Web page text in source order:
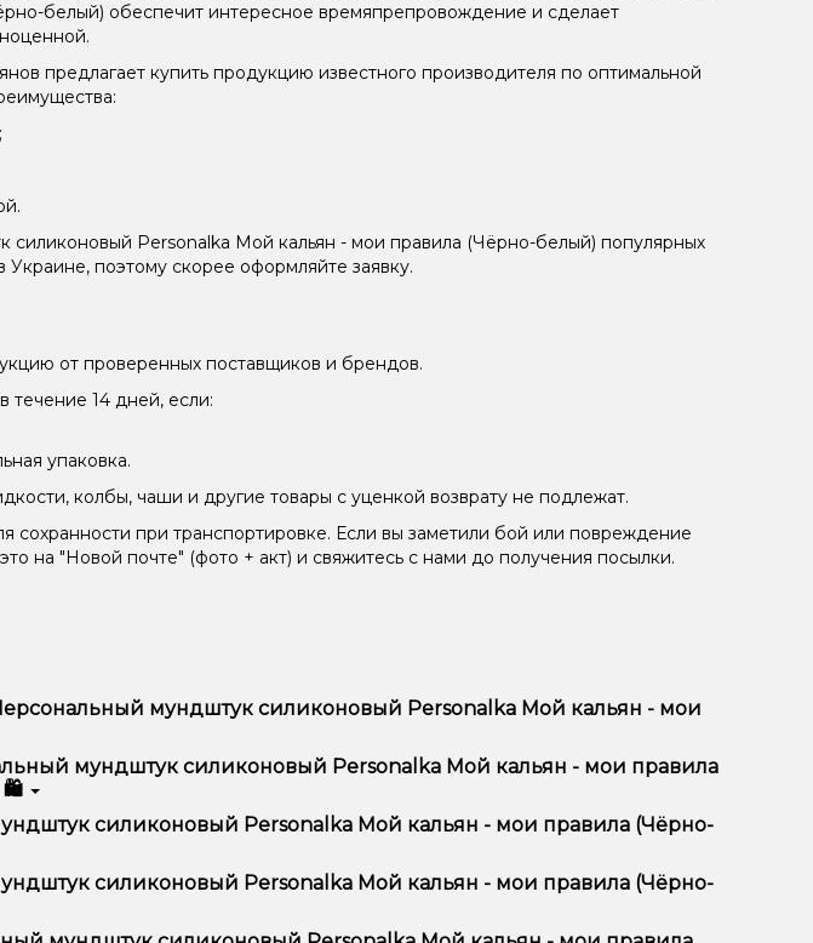
белый) обеспечит интересное времяпрепровождение и сделает
предлагает купить продукцию известного производителя по оптимальной
Personalka Мой кальян - мои правила (Чёрно-белый) популярных
поэтому скорее оформляйте заявку.
от проверенных поставщиков и брендов.
течение 14 дней, если:
упаковка.
колбы, чаши и другие товары с уценкой возврату не подлежат.
сохранности при транспортировке. Если вы заметили бой или повреждение
на "Новой почте" (фото + акт) и свяжитесь с нами до получения посылки.
мундштук силиконовый Personalka Мой кальян - мои
Personalka Мой кальян - мои правила (Чёрно-белый) отличается высоким
и надежностью.
мундштук силиконовый Personalka Мой кальян - мои правила
🛍️
продукцию, широкий ассортимент, выгодные цены и быструю доставку.
и скидки для клиентов!
силиконовый Personalka Мой кальян - мои правила (Чёрно-
кликов:
силиконовый Personalka Мой кальян - мои правила (Чёрно-белый) в
силиконовый Personalka Мой кальян - мои правила (Чёрно-